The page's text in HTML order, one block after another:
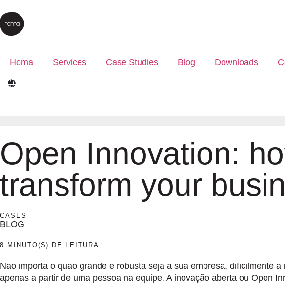
Homa Services Case Studies Blog Downloads
Open Innovation:
transform your
CASES
BLOG
8 MINUTO(S) DE LEITURA
Não importa o quão grande e robusta seja a sua empresa, dificilmente
apenas a partir de uma pessoa na equipe. A inovação aberta ou Open